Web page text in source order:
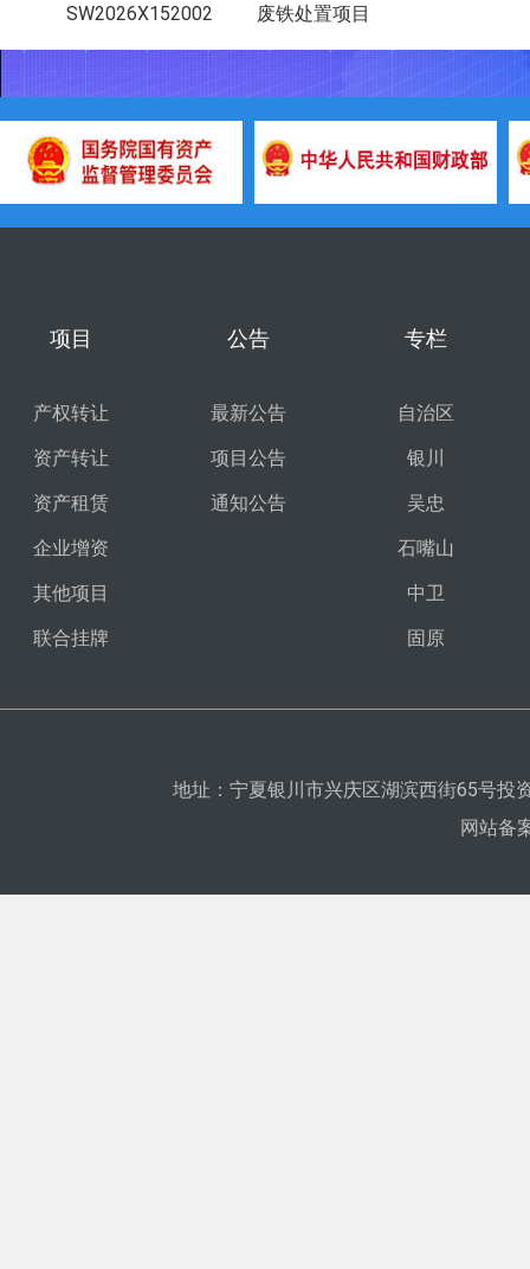
SW2026X152002 废铁处置项目
国务院国有资产监督管理委
财政部
项目
产权转让
资产转让
资产租赁
企业增资
其他项目
联合挂牌
公告
最新公告
项目公告
通知公告
专栏
自治区
银川
吴忠
石嘴山
中卫
固原
地址：宁夏银川市兴庆区湖滨西街65号投
网站备